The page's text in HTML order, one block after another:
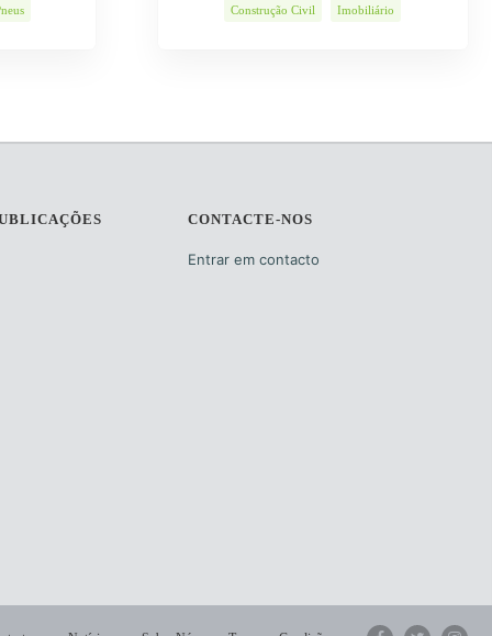
Construção Civil Imobiliário
CONTACTE-NOS
Entrar em contacto